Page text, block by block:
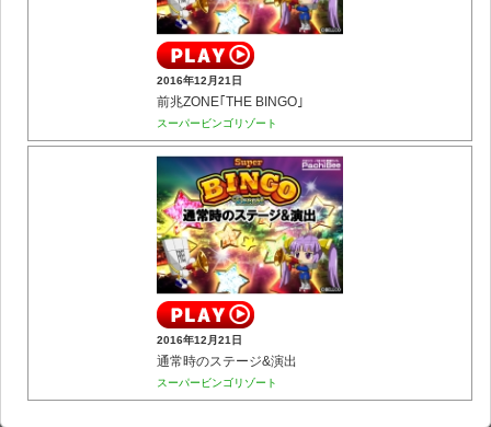
2016年12月21日
前兆ZONE｢THE BINGO｣
スーパービンゴリゾート
2016年12月21日
通常時のステージ&演出
スーパービンゴリゾート